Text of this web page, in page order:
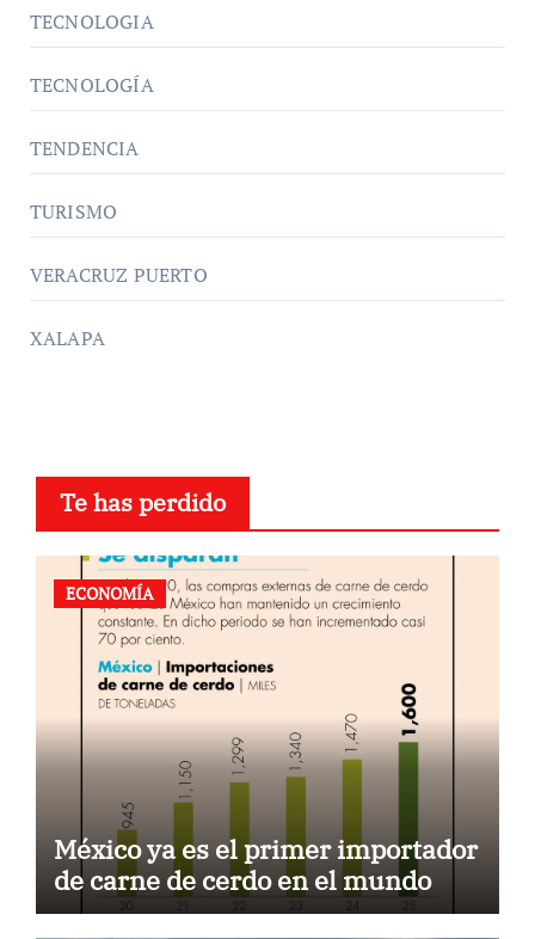
TECNOLOGIA
TECNOLOGÍA
TENDENCIA
TURISMO
VERACRUZ PUERTO
XALAPA
Te has perdido
ECONOMÍA
México ya es el primer importador
de carne de cerdo en el mundo